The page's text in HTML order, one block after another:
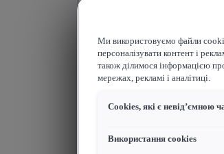
Ми використовуємо файли
персоналізувати контент і
також ділимося інформацією
мережах, рекламі і аналітиці.
Сookies, які є невід’ємною
Використання cookies